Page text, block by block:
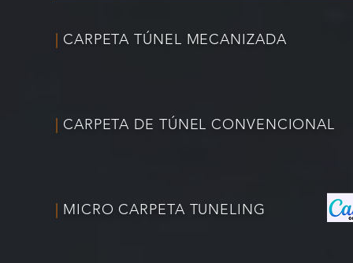
CARPETA TÚNEL MECANIZADA
CARPETA DE TÚNEL CONVENCIONAL
MICRO CARPETA TUNELING